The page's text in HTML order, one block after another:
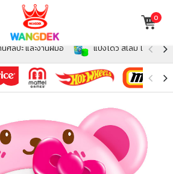
0
ศิลปะ และงานฝีมือ แป้งโดว์ สไลม์ โฟม สำห